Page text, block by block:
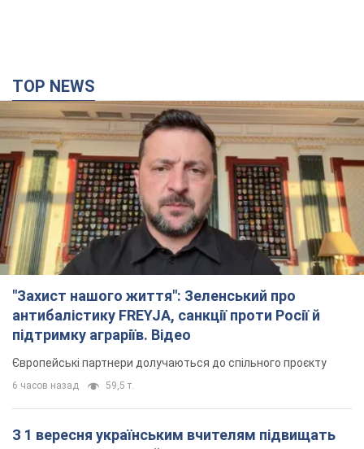
TOP NEWS
"Захист нашого життя": Зеленський про
антибалістику FREYJA, санкції проти Росії й
підтримку аграріїв. Відео
Європейські партнери долучаються до спільного проєкту
6 часов назад 59,5 т.
З 1 вересня українським вчителям підвищать